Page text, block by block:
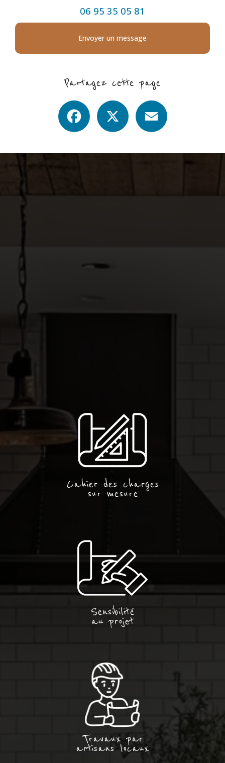
06 95 35 05 81
Envoyer un message
Partagez cette page
Facebook
Cahier des charges
sur mesure
Sensibilité
au projet
Travaux par
artisans locaux